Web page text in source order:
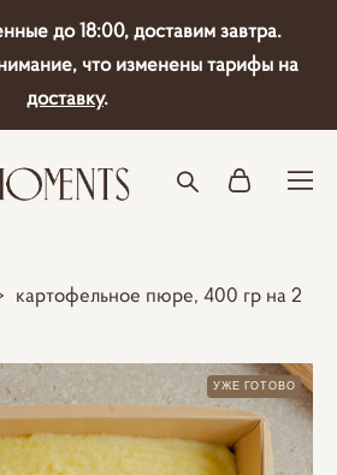
до 18:00, доставим завтра.
что изменены тарифы на
доставку.
картофельное пюре, 400 гр на 2
УЖЕ ГОТОВО